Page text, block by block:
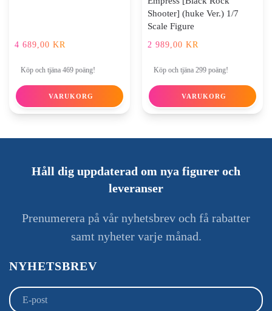
4 689,00 KR
Köp och tjäna 469 poäng!
VARUKORG
Shooter] (huke Ver.) 1/7
Scale Figure
2 989,00 KR
Köp och tjäna 299 poäng!
VARUKORG
Håll dig uppdaterad om nya figurer och
leveranser
Prenumerera på vår nyhetsbrev och få rabatter
samt nyheter varje månad.
NYHETSBREV